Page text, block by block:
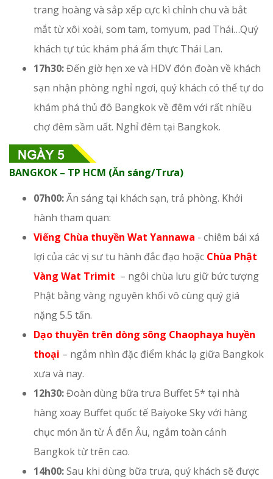
trang hoàng và sắp xếp cực kì chỉnh chu và bắt
mắt từ xôi xoài, som tam, tomyum, pad Thái…Quý
khách tự túc khám phá ẩm thực Thái Lan.
17h30:Đến giờ hẹn xe và HDV đón đoàn về khách
sạn nhận phòng nghỉ ngơi, quý khách có thể tự do
khám phá thủ đô Bangkok về đêm với rất nhiều
chợ đêm sầm uất. Nghỉ đêm tại Bangkok.
BANGKOK – TP HCM (Ăn sáng/Trưa)
07h00:Ăn sáng tại khách sạn, trả phòng. Khởi
hành tham quan:
Viếng Chùa thuyền Wat Yannawa - chiêm bái xá
lợi của các vị sư tu hành đắc đạo hoặc Chùa Phật
Vàng Wat Trimit – ngôi chùa lưu giữ bức tượng
Phật bằng vàng nguyên khối vô cùng quý giá
nặng 5.5 tấn.
Dạo thuyền trên dòng sông Chaophaya huyền
thoại – ngắm nhìn đặc điểm khác lạ giữa Bangkok
xưa và nay.
12h30:Đoàn dùng bữa trưa Buffet 5* tại nhà
hàng xoay Buffet quốc tế Baiyoke Sky với hàng
chục món ăn từ Á đến Âu, ngắm toàn cảnh
Bangkok từ trên cao.
14h00:Sau khi dùng bữa trưa, quý khách sẽ được